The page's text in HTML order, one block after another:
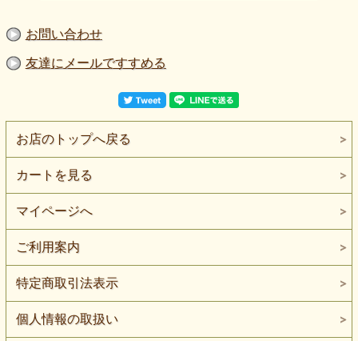
お問い合わせ
友達にメールですすめる
お店のトップへ戻る
カートを見る
マイページへ
ご利用案内
特定商取引法表示
個人情報の取扱い